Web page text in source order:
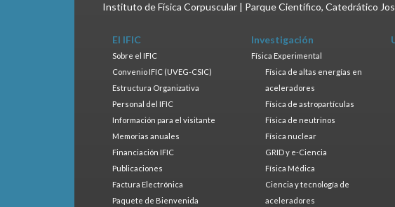
Instituto de Física Corpuscular | Parque Científico, Catedrático
El IFIC
Sobre el IFIC
Convenio IFIC (UVEG-CSIC)
Estructura Organizativa
Personal del IFIC
Información para el visitante
Memorias anuales
Financiación IFIC
Publicaciones
Factura Electrónica
Paquete de Bienvenida
Investigación
Física Experimental
Física de altas energías en
aceleradores
Física de astropartículas
Física de neutrinos
Física nuclear
GRID y e-Ciencia
Física Médica
Ciencia y tecnología de
aceleradores